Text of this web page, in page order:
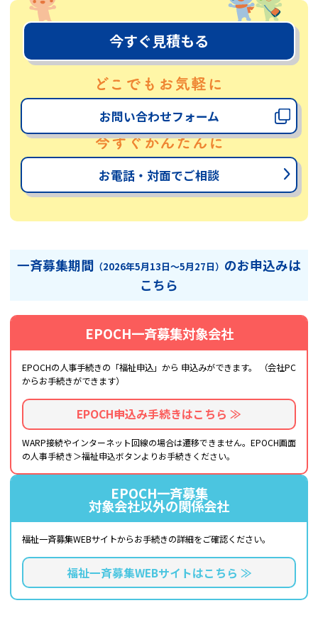
今すぐ見積もる
お問い合わせフォーム
お電話・対面でご相談
一斉募集期間 （2026年5月13日～5月27日） のお申込みは
こちら
EPOCH一斉募集対象会社
EPOCHの人事手続きの「福祉申込」から 申込みができます。
（会社PC
からお手続きができます）
EPOCH申込み手続きはこちら ≫
WARP接続やインターネット回線の場合は遷移できません。EPOCH画面
の人事手続き＞福祉申込ボタンよりお手続きください。
EPOCH一斉募集
対象会社以外の関係会社
福祉一斉募集WEBサイトからお手続きの詳細をご確認ください。
福祉一斉募集WEBサイトはこちら ≫